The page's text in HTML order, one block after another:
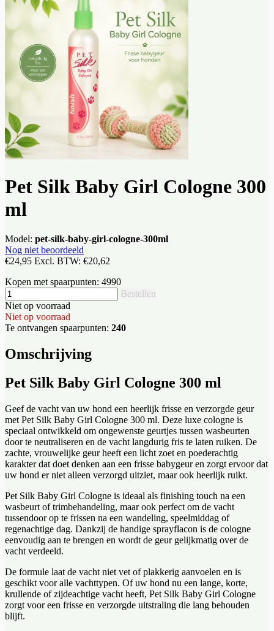
Pet Silk Baby Girl Cologne 300
ml
Model: pet-silk-baby-girl-cologne-300ml
Nog niet beoordeeld
€24,95 Excl. BTW: €20,62
Kopen met spaarpunten: 4990
Bestellen
Niet op voorraad
Niet op voorraad
Te ontvangen spaarpunten: 240
Omschrijving
Pet Silk Baby Girl Cologne 300 ml
Geef de vacht van uw hond een heerlijk frisse en verzorgde geur
met Pet Silk Baby Girl Cologne 300 ml. Deze luxe cologne is
speciaal ontwikkeld om ongewenste geurtjes tussen wasbeurten
door te neutraliseren en de vacht langdurig fris te laten ruiken. De
zachte, vrouwelijke geur heeft een licht zoet en poederachtig
karakter dat doet denken aan een frisse babygeur en zorgt ervoor dat
uw hond er niet alleen verzorgd uitziet, maar ook heerlijk ruikt.
Pet Silk Baby Girl Cologne is ideaal als finishing touch na een
wasbeurt of trimbehandeling, maar ook perfect om de vacht
tussendoor op te frissen na een wandeling, speelmiddag of
regenachtige dag. Dankzij de handige sprayflacon is de cologne
eenvoudig aan te brengen en wordt de geur gelijkmatig over de
vacht verdeeld.
De formule laat de vacht niet vet of plakkerig aanvoelen en is
geschikt voor alle vachttypen. Of uw hond nu een lange, korte,
krullende of zijdeachtige vacht heeft, Pet Silk Baby Girl Cologne
zorgt voor een frisse en verzorgde uitstraling die lang behouden
blijft.